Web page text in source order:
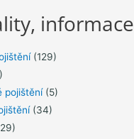
informace
(129)
pojištění(5)
(34)